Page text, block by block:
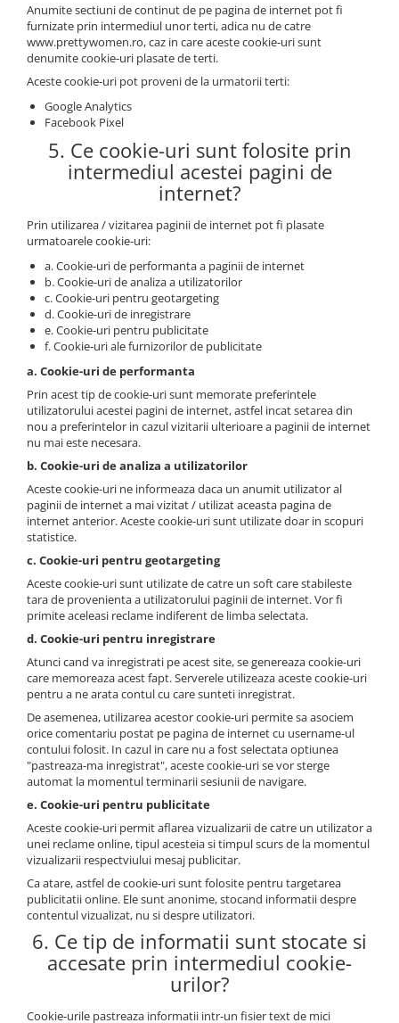
Anumite sectiuni de continut de pe pagina de internet pot fi
furnizate prin intermediul unor terti, adica nu de catre
www.prettywomen.ro, caz in care aceste cookie-uri sunt
denumite cookie-uri plasate de terti.
Aceste cookie-uri pot proveni de la urmatorii terti:
Google Analytics
Facebook Pixel
5. Ce cookie-uri sunt folosite prin
intermediul acestei pagini de
internet?
Prin utilizarea / vizitarea paginii de internet pot fi plasate
urmatoarele cookie-uri:
a. Cookie-uri de performanta a paginii de internet
b. Cookie-uri de analiza a utilizatorilor
c. Cookie-uri pentru geotargeting
d. Cookie-uri de inregistrare
e. Cookie-uri pentru publicitate
f. Cookie-uri ale furnizorilor de publicitate
a. Cookie-uri de performanta
Prin acest tip de cookie-uri sunt memorate preferintele
utilizatorului acestei pagini de internet, astfel incat setarea din
nou a preferintelor in cazul vizitarii ulterioare a paginii de internet
nu mai este necesara.
b. Cookie-uri de analiza a utilizatorilor
Aceste cookie-uri ne informeaza daca un anumit utilizator al
paginii de internet a mai vizitat / utilizat aceasta pagina de
internet anterior. Aceste cookie-uri sunt utilizate doar in scopuri
statistice.
c. Cookie-uri pentru geotargeting
Aceste cookie-uri sunt utilizate de catre un soft care stabileste
tara de provenienta a utilizatorului paginii de internet. Vor fi
primite aceleasi reclame indiferent de limba selectata.
d. Cookie-uri pentru inregistrare
Atunci cand va inregistrati pe acest site, se genereaza cookie-uri
care memoreaza acest fapt. Serverele utilizeaza aceste cookie-uri
pentru a ne arata contul cu care sunteti inregistrat.
De asemenea, utilizarea acestor cookie-uri permite sa asociem
orice comentariu postat pe pagina de internet cu username-ul
contului folosit. In cazul in care nu a fost selectata optiunea
"pastreaza-ma inregistrat", aceste cookie-uri se vor sterge
automat la momentul terminarii sesiunii de navigare.
e. Cookie-uri pentru publicitate
Aceste cookie-uri permit aflarea vizualizarii de catre un utilizator a
unei reclame online, tipul acesteia si timpul scurs de la momentul
vizualizarii respectviului mesaj publicitar.
Ca atare, astfel de cookie-uri sunt folosite pentru targetarea
publicitatii online. Ele sunt anonime, stocand informatii despre
contentul vizualizat, nu si despre utilizatori.
6. Ce tip de informatii sunt stocate si
accesate prin intermediul cookie-
urilor?
Cookie-urile pastreaza informatii intr-un fisier text de mici